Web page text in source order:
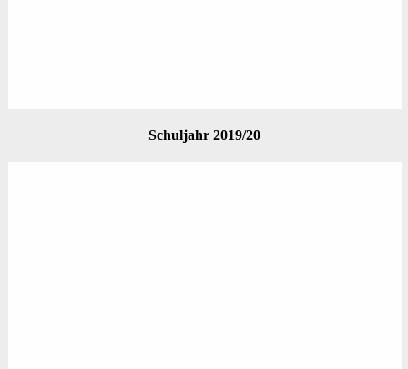
Schuljahr 2019/20